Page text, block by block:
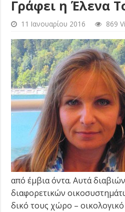
Γράφει η Έλενα
11 Ιανουαρίου 2016 869
από έμβια όντα. Αυτά
διαφορετικών
δικό τους χώρο –